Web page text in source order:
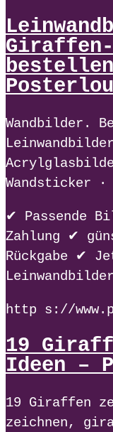
Giraffen-
Wandbilder.
Wandsticker
✔ Passende
Zahlung ✔
Rückgabe ✔
http s://
19
Ideen –
19 Giraffen
zeichnen,